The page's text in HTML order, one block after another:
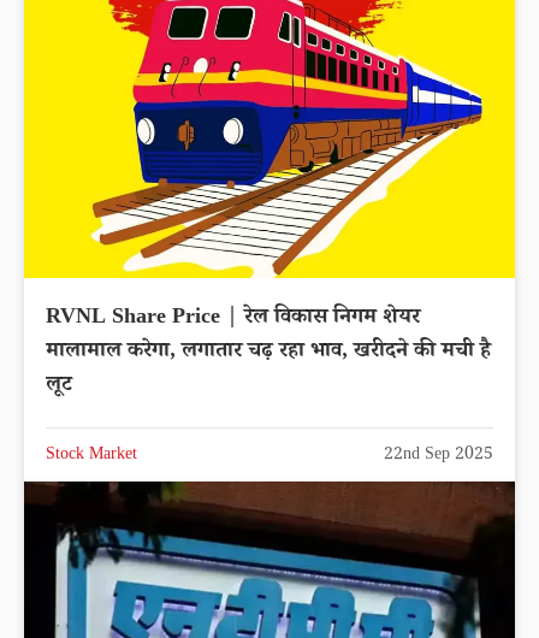
RVNL Share Price | रेल विकास निगम शेयर
मालामाल करेगा, लगातार चढ़ रहा भाव, खरीदने की मची है
लूट
Stock Market 22nd Sep 2025